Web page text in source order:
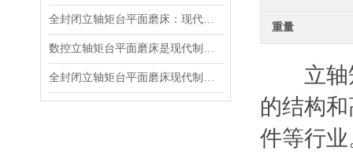
全封闭立轴矩台平面磨床：现代制造业的设备
数控立轴矩台平面磨床是现代制造业的精密设备
全封闭立轴矩台平面磨床现代制造业的精密工具
重量
立轴矩
的结构和
件等行业